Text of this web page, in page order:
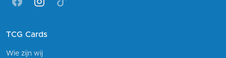
FacebookInstagram
Tiktok
TCG Cards
Wie zijn wij